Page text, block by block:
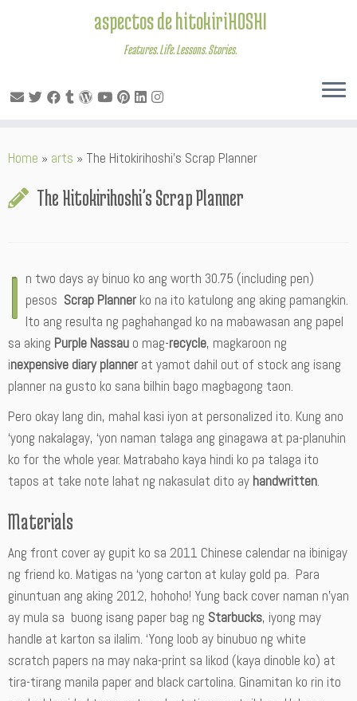
to
aspectos de hitokiriHOSHI
Features. Life. Lessons. Stories.
Home » arts » The Hitokirihoshi’s Scrap Planner
The Hitokirihoshi’s Scrap Planner
I n two days ay binuo ko ang worth 30.75 (including pen)
pesos Scrap Planner ko na ito katulong ang aking pamangkin.
Ito ang resulta ng paghahangad ko na mabawasan ang papel
sa aking Purple Nassau o mag-recycle, magkaroon ng
inexpensive diary planner at yamot dahil out of stock ang isang
planner na gusto ko sana bilhin bago magbagong taon.
Pero okay lang din, mahal kasi iyon at personalized ito. Kung ano
‘yong nakalagay, ‘yon naman talaga ang ginagawa at pa-planuhin
ko for the whole year. Matrabaho kaya hindi ko pa talaga ito
tapos at take note lahat ng nakasulat dito ay handwritten.
Materials
Ang front cover ay gupit ko sa 2011 Chinese calendar na ibinigay
ng friend ko. Matigas na ‘yong carton at kulay gold pa. Para
ginuntuan ang aking 2012, hohoho! Yung back cover naman n’yan
ay mula sa buong isang paper bag ng Starbucks, iyong may
handle at karton sa ilalim. ‘Yong loob ay binubuo ng white
scratch papers na may naka-print sa likod (kaya dinoble ko) at
tira-tirang manila paper and black cartolina. Ginamitan ko rin ito